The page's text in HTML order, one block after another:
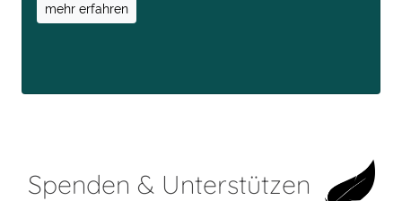
mehr erfahren
Spenden & Unterstützen